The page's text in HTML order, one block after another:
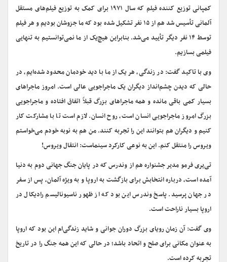
کمپانی توزیع کننده فیلم که سال ۱۹۷۱ برای کمک به توزیع فیلم‌های مستقل
آلمانی تأسیس شد هم از ۱۵ نفر تشکیل شده بود که ما جزوشان بودیم و هر فیلم
توسط ۱۴ نفر دیگر تأیید می‌شد. بنابراین هیچ‌یک از ما نمی‌توانستیم به تنهایی
فیلمی بسازیم.
وی با تاکید گفت: در زندگی، هر یک از ما با دید خودمان محدود شده‌ایم، در
حالی که دیدن چشم‌انداز دیگران یک ماجراجویی عالی است. امروز ماجراهای
بسیار کمی باقی مانده و همه ماجراهای بزرگ قبلاً اتفاق افتاده و ماجراجویی
بزرگ امروز ماجراجویی انسان است، روح انسان. لازم است تا با مشارکت کار
کنیم و دیگران هم بتوانند این را تجربه کنند. من هم به نوبه خودم می‌خواستم
ویروس را منتقل کنم. این به نوعی کارکرد سینماست: انتقال ویروس!
تی‌یری فرمو مدیر جشنواره هم از وندرس که در پایان جنگ جهانی دوم به دنیا
آمده است، درباره انتخابش برای بازگشت به اروپا و به ویژه آلمان، پس از سفر
در جهان پرسید. پاسخ وندرس این بود که از ظهور ناسیونالیسم رادیکال در
اروپا بسیار ناراحت است.
وی گفت: آن زمان رویای بزرگ دوران جوانی و شاید زندگی‌ام این بود که اروپا
به عنوان مکانی برای صلح و اتحاد باشد؛ در حالی که این همه جنگ را در تاریخ
تجربه کرده است.